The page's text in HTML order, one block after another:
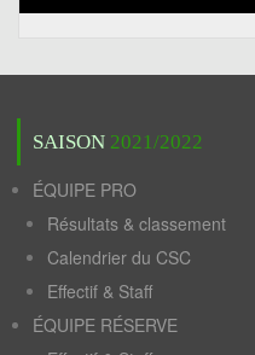
SAISON 2021/2022
ÉQUIPE PRO
Résultats & classement
Calendrier du CSC
Effectif & Staff
ÉQUIPE RÉSERVE